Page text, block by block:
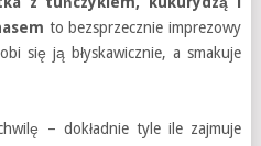
to bezsprzecznie imprezowy
się ją błyskawicznie, a smakuje
– dokładnie tyle ile zajmuje